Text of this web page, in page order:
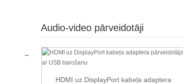
Audio-video pārveidotāji
HDMI uz DisplayPort kabeļa adaptera